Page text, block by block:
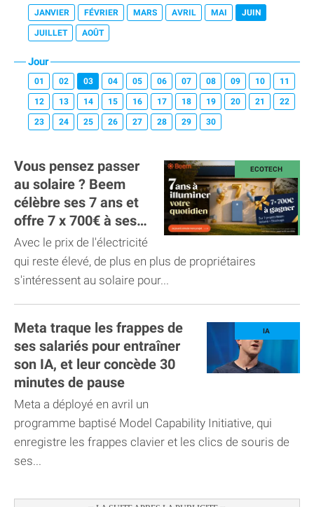
JANVIER FÉVRIER MARS AVRIL MAI JUIN
JUILLET AOÛT
Jour
01 02 03 04 05 06 07 08 09 10 11
12 13 14 15 16 17 18 19 20 21 22
23 24 25 26 27 28 29 30
Vous pensez passer
au solaire ? Beem
célèbre ses 7 ans et
offre 7 x 700€ à ses
futurs clients.
Avec le prix de l'électricité
qui reste élevé, de plus en plus de propriétaires
s'intéressent au solaire pour...
Meta traque les frappes de
ses salariés pour entraîner
son IA, et leur concède 30
minutes de pause
Meta a déployé en avril un
programme baptisé Model Capability Initiative, qui
enregistre les frappes clavier et les clics de souris de
ses...